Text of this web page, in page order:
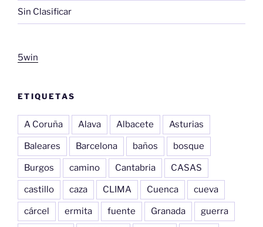
Sin Clasificar
5win
ETIQUETAS
A Coruña Alava Albacete Asturias
Baleares Barcelona baños bosque
Burgos camino Cantabria CASAS
castillo caza CLIMA Cuenca cueva
cárcel ermita fuente Granada guerra